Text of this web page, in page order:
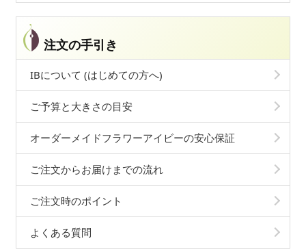
注文の手引き
IBについて (はじめての方へ)
ご予算と大きさの目安
オーダーメイドフラワーアイビーの安心保証
ご注文からお届けまでの流れ
ご注文時のポイント
よくある質問